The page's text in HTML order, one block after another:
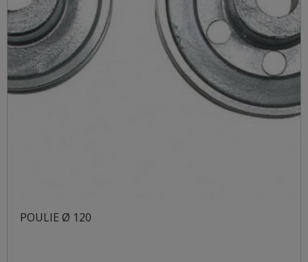
POULIE Ø 120